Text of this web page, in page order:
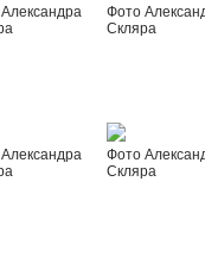
Фото
Скляра
Фото
Скляра